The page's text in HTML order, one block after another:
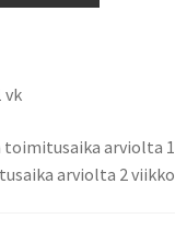
vk
toimitusaika arviolta
arviolta 2